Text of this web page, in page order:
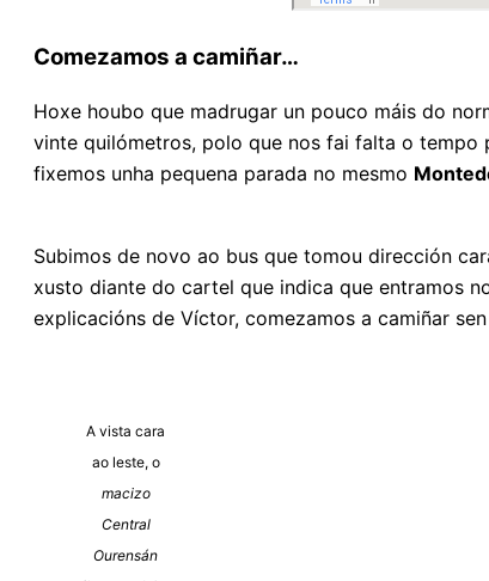
Comezamos a camiñar…
Hoxe houbo que madrugar un pouco máis do
vinte quilómetros, polo que nos fai falta o tempo
fixemos unha pequena parada no mesmo
Subimos de novo ao bus que tomou dirección
xusto diante do cartel que indica que entramos
explicacións de Víctor, comezamos a camiñar
A vista cara
ao leste, o
macizo
Central
Ourensán